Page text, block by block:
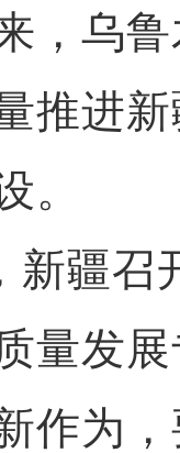
，乌
推进
。
疆召
量发
作为